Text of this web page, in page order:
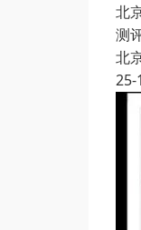
北
测
北
25-